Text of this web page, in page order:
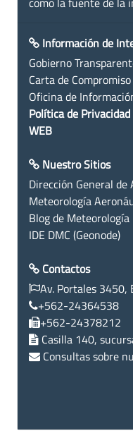
Información de
Gobierno
Carta de Compromiso
Oficina de
Política de
WEB
Nuestro Sitios
Dirección General
Meteorología
Blog de Meteorología
IDE DMC (Geonode)
Contactos
Av. Portales 3450,
+562-24364538
+562-24378212
Casilla 140,
Consultas sobre